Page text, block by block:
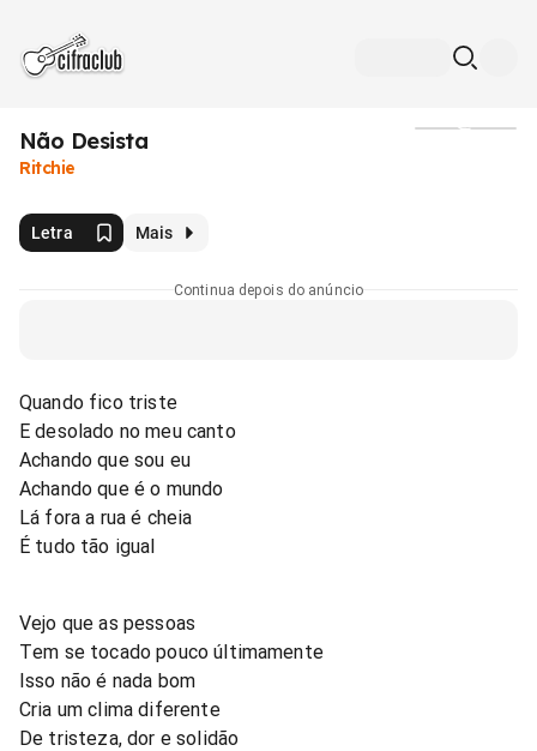
Não Desista
Ritchie
Letra Mais
Continua depois do anúncio
Quando fico triste
E desolado no meu canto
Achando que sou eu
Achando que é o mundo
Lá fora a rua é cheia
É tudo tão igual
Vejo que as pessoas
Tem se tocado pouco últimamente
Isso não é nada bom
Cria um clima diferente
De tristeza, dor e solidão